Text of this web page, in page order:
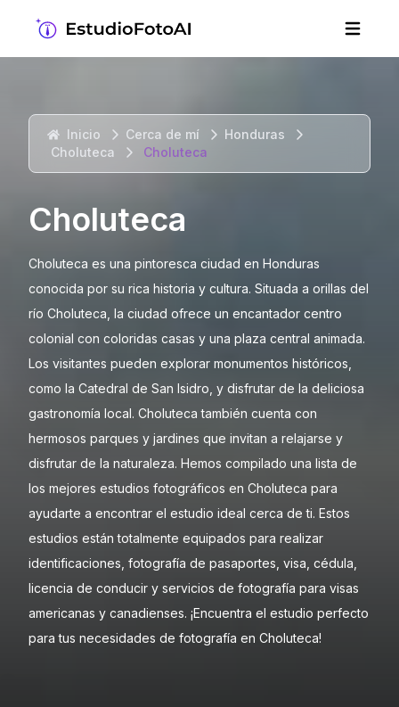
Inicio Cerca de mí
Honduras
Choluteca
Choluteca
Choluteca
Choluteca es una pintoresca ciudad en Honduras
conocida por su rica historia y cultura. Situada a orillas del
río Choluteca, la ciudad ofrece un encantador centro
colonial con coloridas casas y una plaza central animada.
Los visitantes pueden explorar monumentos históricos,
como la Catedral de San Isidro, y disfrutar de la deliciosa
gastronomía local. Choluteca también cuenta con
hermosos parques y jardines que invitan a relajarse y
disfrutar de la naturaleza. Hemos compilado una lista de
los mejores estudios fotográficos en Choluteca para
ayudarte a encontrar el estudio ideal cerca de ti. Estos
estudios están totalmente equipados para realizar
identificaciones, fotografía de pasaportes, visa, cédula,
licencia de conducir y servicios de fotografía para visas
americanas y canadienses. ¡Encuentra el estudio perfecto
para tus necesidades de fotografía en Choluteca!